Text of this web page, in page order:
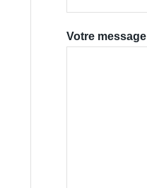
Votre message